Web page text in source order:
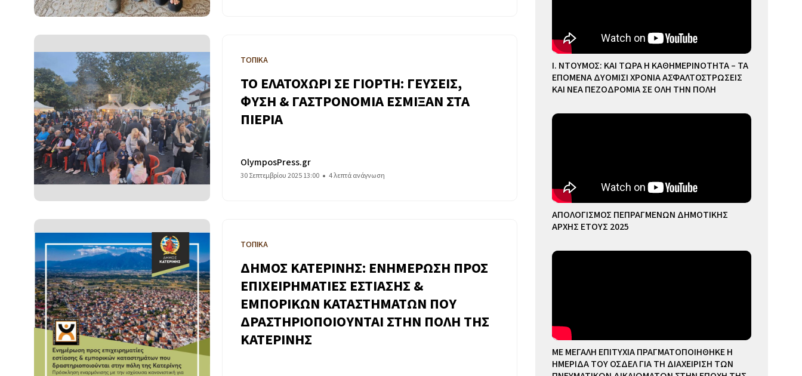
ΤΟΠΙΚΑ
ΤΟ ΕΛΑΤΟΧΩΡΙ ΣΕ ΓΙΟΡΤΗ: ΓΕΥΣΕΙΣ,
ΦΥΣΗ & ΓΑΣΤΡΟΝΟΜΙΑ ΕΣΜΙΞΑΝ ΣΤΑ
ΠΙΕΡΙΑ
OlymposPress.gr
30 Σεπτεμβρίου 2025 13:00 4 λεπτά ανάγνωση
ΤΟΠΙΚΑ
ΔΗΜΟΣ ΚΑΤΕΡΙΝΗΣ: ΕΝΗΜΕΡΩΣΗ ΠΡΟΣ
ΕΠΙΧΕΙΡΗΜΑΤΙΕΣ ΕΣΤΙΑΣΗΣ &
ΕΜΠΟΡΙΚΩΝ ΚΑΤΑΣΤΗΜΑΤΩΝ ΠΟΥ
ΔΡΑΣΤΗΡΙΟΠΟΙΟΥΝΤΑΙ ΣΤΗΝ ΠΟΛΗ ΤΗΣ
ΚΑΤΕΡΙΝΗΣ
Ι. ΝΤΟΥΜΟΣ: ΚΑΙ ΤΩΡΑ Η ΚΑΘΗΜΕΡΙΝΟΤΗΤΑ – ΤΑ
ΕΠΟΜΕΝΑ ΔΥΟΜΙΣΙ ΧΡΟΝΙΑ ΑΣΦΑΛΤΟΣΤΡΩΣΕΙΣ
ΚΑΙ ΝΕΑ ΠΕΖΟΔΡΟΜΙΑ ΣΕ ΟΛΗ ΤΗΝ ΠΟΛΗ
ΑΠΟΛΟΓΙΣΜΟΣ ΠΕΠΡΑΓΜΕΝΩΝ ΔΗΜΟΤΙΚΗΣ
ΑΡΧΗΣ ΕΤΟΥΣ 2025
ΜΕ ΜΕΓΑΛΗ ΕΠΙΤΥΧΙΑ ΠΡΑΓΜΑΤΟΠΟΙΗΘΗΚΕ Η
ΗΜΕΡΙΔΑ ΤΟΥ ΟΣΔΕΛ ΓΙΑ ΤΗ ΔΙΑΧΕΙΡΙΣΗ ΤΩΝ